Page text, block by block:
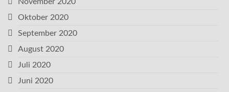
Oktober 2020
September 2020
August 2020
Juli 2020
Juni 2020